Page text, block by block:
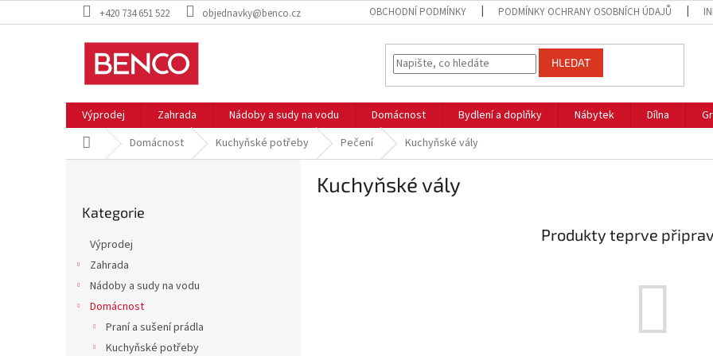
na
+420 734 651 522 objednavky@benco.cz OBCHODNÍ PODMÍNKY PODMÍNKY OCHRANY OSOBNÍCH ÚDAJŮ
HLEDAT
Výprodej Zahrada Nádoby a sudy na vodu Domácnost Bydlení a doplňky Nábytek Dílna
Domů Domácnost Kuchyňské potřeby Pečení Kuchyňské vály
kategorie
Kategorie
Výprodej
Zahrada
Nádoby a sudy na vodu
Domácnost
Praní a sušení prádla
Kuchyňské potřeby
Kuchyňské vály
Produkty teprve